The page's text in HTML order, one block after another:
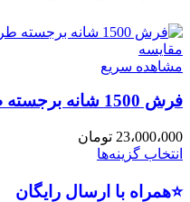
مقایسه
مشاهده سریع
فرش 1500 شانه برجسته طرح صدف
23،000،000 تومان
انتخاب گزینه‌ها
⭐همراه با ارسال رایگان